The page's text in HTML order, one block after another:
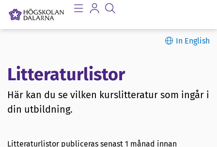
In English
Litteraturlistor
Här kan du se vilken kurslitteratur som ingår i
din utbildning.
Litteraturlistor publiceras senast 1 månad innan